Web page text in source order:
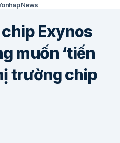
News
Exynos
muốn ‘tiến
trường chip